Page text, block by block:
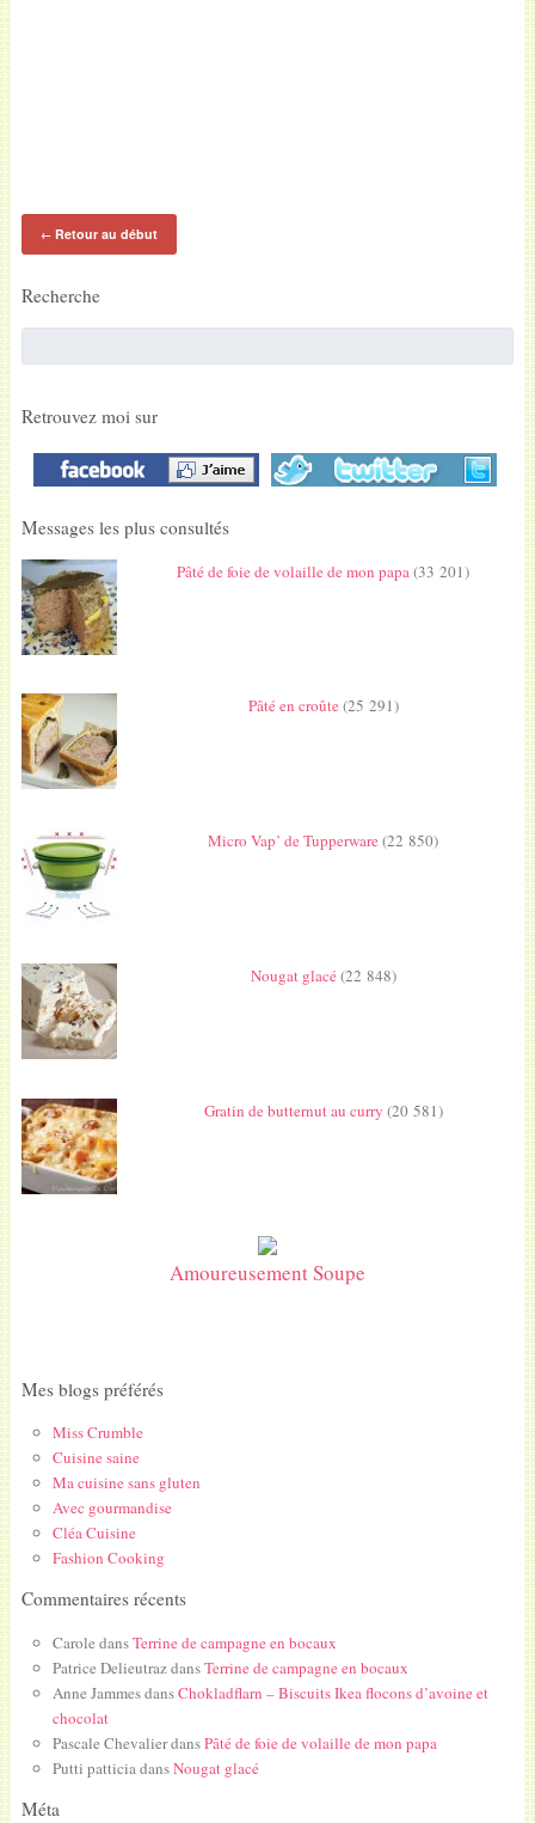
←Retour au début
Recherche
Retrouvez moi sur
Messages les plus consultés
Pâté de foie de volaille de mon papa (33 201)
Pâté en croûte(25 291)
Micro Vap’ de Tupperware(22 850)
Nougat glacé(22 848)
Gratin de butternut au curry (20 581)
Amoureusement Soupe
Mes blogs préférés
Miss Crumble
Cuisine saine
Ma cuisine sans gluten
Avec gourmandise
Cléa Cuisine
Fashion Cooking
Commentaires récents
Carole dansTerrine de campagne en bocaux
Patrice DelieutrazdansTerrine de campagne en bocaux
Anne JammesdansChokladflarn – Biscuits Ikea flocons d’avoine et
chocolat
Pascale ChevalierdansPâté de foie de volaille de mon papa
Putti patticia dansNougat glacé
Méta